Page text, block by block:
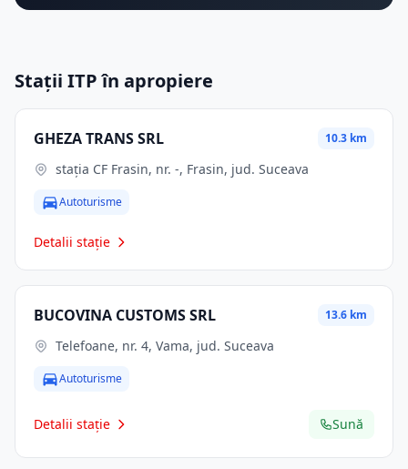
Stații ITP în apropiere
GHEZA TRANS SRL 10.3 km
staţia CF Frasin, nr. -, Frasin, jud. Suceava
Autoturisme
Detalii stație
BUCOVINA CUSTOMS SRL 13.6 km
Telefoane, nr. 4, Vama, jud. Suceava
Autoturisme
Detalii stație Sună